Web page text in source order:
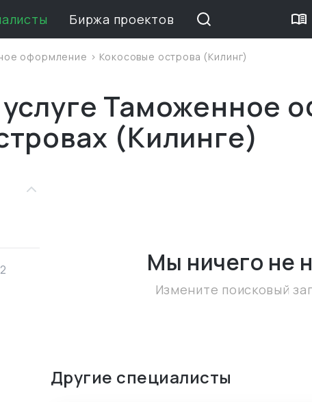
Биржа проектов
оформление > Кокосовые острова (Килинг)
Таможенное
(Килинге)
Мы ничего не
Измените поисковый
Другие специалисты